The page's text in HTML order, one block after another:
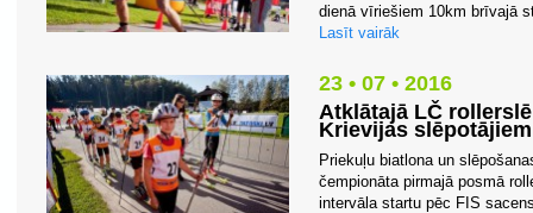
dienā vīriešiem 10km brīvajā
Lasīt vairāk
23 • 07 • 2016
Atklātajā LČ
Krievijas slēpotājiem
Priekuļu biatlona un
čempionāta pirmajā posmā
intervāla startu pēc FIS